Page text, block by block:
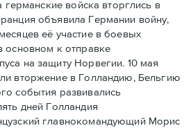
германские войска вторглись в
объявила Германии войну,
её участие в боевых
основном к отправке
на защиту Норвегии. 10 мая
вторжение в Голландию, Бельгию
события развивались
дней Голландия
главнокомандующий Морис